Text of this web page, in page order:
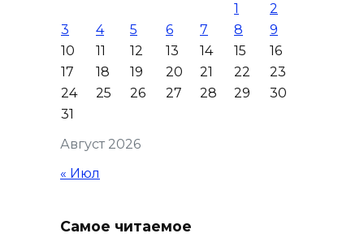
В 21 донском муниципалитете
ожидается чрезвычайная
жара
09 августа 2026 09:34
Ростове жара
09 августа 2026 07:01
Горел сухостой: в Ростовской
Август 2026
1
2
3
4 5 6 7 8
9
10
11 12 13 14 15
16
17
18 19 20 21 22
23
24
25 26 27 28 29
30
31
« Июл
Самое читаемое